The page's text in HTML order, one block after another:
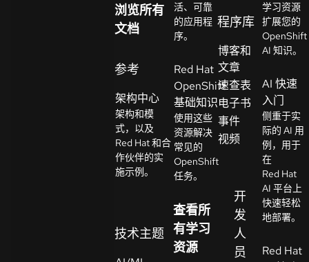
语
言
浏览所有
文档
参考
架构中心
架构和模
式，以及
Red Hat 和合
作伙伴的实
施示例。
技术主题
活、可靠
的应用程
序。
Red Hat
OpenShift
基础知识
使用这些
资源解决
常见的
OpenShift
任务。
查看所
有学习
资源
程序库
博客和
文章
速查表
电子书
事件
视频
开
发
人
员
学习资源
扩展您的
OpenShift
AI 知识。
AI 快速
入门
侧重于实
际的 AI 用
例，用于
在
Red Hat
AI 平台上
快速轻松
地部署。
Red Hat